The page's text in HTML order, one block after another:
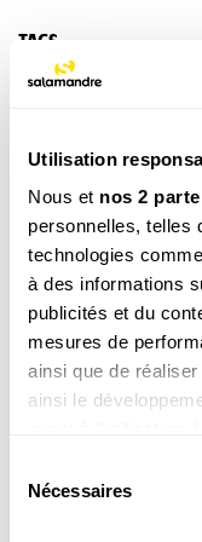
Utilisation
Nous et nos 2
personnelles, telles
technologies
à des informations
publicités et du
mesures de
ainsi que de
ainsi le
tout moment en
cookies ou en
Nécessaires
TAGS
Plongez au